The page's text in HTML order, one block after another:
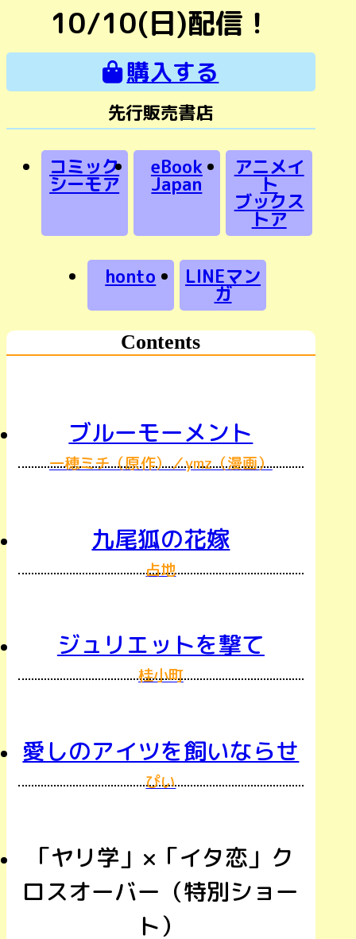
10/10(日)配信！
購入する
先行販売書店
コミック
シーモア
eBook
Japan
アニメイ
ト
ブックス
トア
honto LINEマン
ガ
Contents
ブルーモーメント
一穂ミチ（原作）／ymz（漫画）
九尾狐の花嫁
占地
ジュリエットを撃て
桂小町
愛しのアイツを飼いならせ
ぴい
「ヤリ学」×「イタ恋」ク
ロスオーバー（特別ショー
ト）